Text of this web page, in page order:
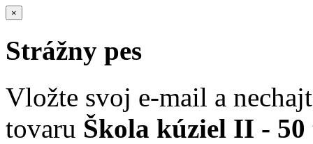
×
Strážny pes
Vložte svoj e-mail a
tovaru Škola kúziel II -